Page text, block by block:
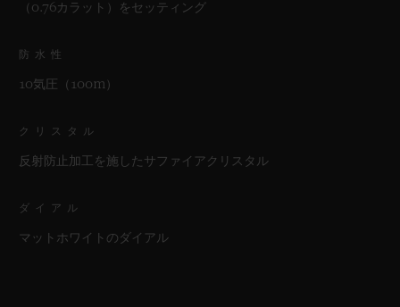
（0.76カラット）をセッティング
防水性
10気圧（100m）
クリスタル
反射防止加工を施したサファイアクリスタル
ダイアル
マットホワイトのダイアル